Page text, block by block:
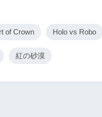
of Crown Holo vs Robo
紅の砂漠